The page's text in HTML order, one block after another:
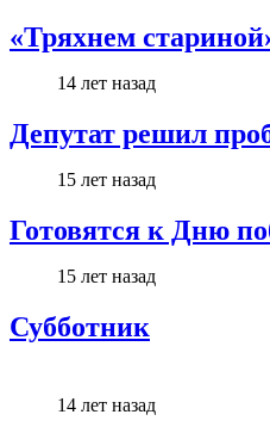
«Тряхнем
14 лет назад
Депутат решил
15 лет назад
Готовятся к Дню
15 лет назад
Субботник
14 лет назад